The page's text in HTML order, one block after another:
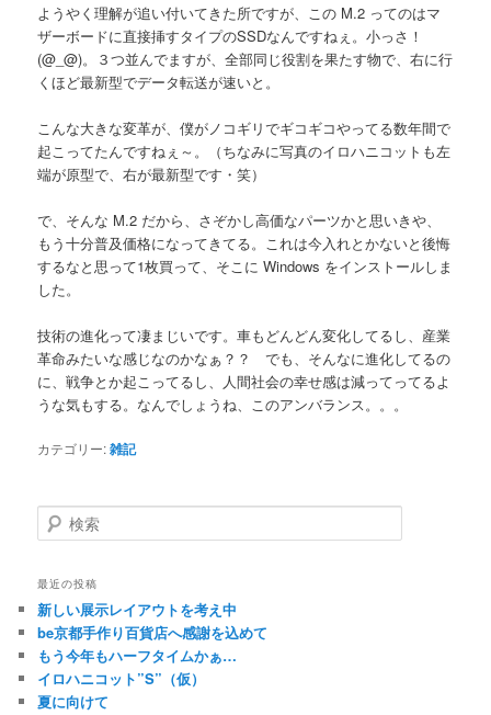
ようやく理解が追い付いてきた所ですが、この M.2 ってのはマ
ザーボードに直接挿すタイプのSSDなんですねぇ。小っさ！
(@_@)。３つ並んでますが、全部同じ役割を果たす物で、右に行
くほど最新型でデータ転送が速いと。
こんな大きな変革が、僕がノコギリでギコギコやってる数年間で
起こってたんですねぇ～。（ちなみに写真のイロハニコットも左
端が原型で、右が最新型です・笑）
で、そんな M.2 だから、さぞかし高価なパーツかと思いきや、
もう十分普及価格になってきてる。これは今入れとかないと後悔
するなと思って1枚買って、そこに Windows をインストールしま
した。
技術の進化って凄まじいです。車もどんどん変化してるし、産業
革命みたいな感じなのかなぁ？？ でも、そんなに進化してるの
に、戦争とか起こってるし、人間社会の幸せ感は減ってってるよ
うな気もする。なんでしょうね、このアンバランス。。。
カテゴリー:雑記
検
索
最近の投稿
新しい展示レイアウトを考え中
be京都手作り百貨店へ感謝を込めて
もう今年もハーフタイムかぁ…
イロハニコット”S”（仮）
夏に向けて